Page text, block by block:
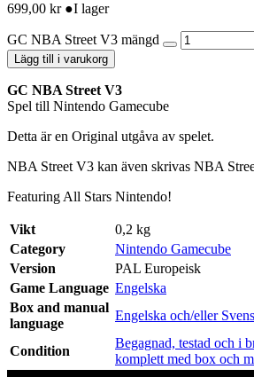
699,00 kr ●I lager
GC NBA Street V3 mängd
Lägg till i varukorg
GC NBA Street V3
Spel till Nintendo Gamecube
Detta är en Original utgåva av spelet.
NBA Street V3 kan även skrivas NBA
Featuring All Stars Nintendo!
Vikt
0,2 kg
Category
Nintendo Gamecube
Version
PAL Europeisk
Game Language Engelska
Box and manual
language
Engelska och/eller
Condition
Begagnad, testad och i
komplett med box och